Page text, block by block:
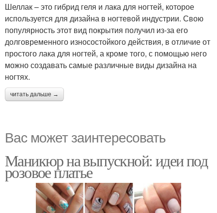
Шеллак – это гибрид геля и лака для ногтей, которое
используется для дизайна в ногтевой индустрии. Свою
популярность этот вид покрытия получил из-за его
долговременного износостойкого действия, в отличие от
простого лака для ногтей, а кроме того, с помощью него
можно создавать самые различные виды дизайна на
ногтях.
читать дальше →
Вас может заинтересовать
Маникюр на выпускной: идеи под
розовое платье